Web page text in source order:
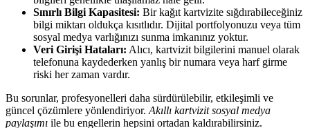
Sınırlı Bilgi Kapasitesi: Bir kağıt kartvizite sığdırabileceğiniz
bilgi miktarı oldukça kısıtlıdır. Dijital portfolyonuzu veya tüm
sosyal medya varlığınızı sunma imkanınız yoktur.
Veri Girişi Hataları: Alıcı, kartvizit bilgilerini manuel olarak
telefonuna kaydederken yanlış bir numara veya harf girme
riski her zaman vardır.
Bu sorunlar, profesyonelleri daha sürdürülebilir, etkileşimli ve
güncel çözümlere yönlendiriyor.Akıllı kartvizit sosyal medya
paylaşımı ile bu engellerin hepsini ortadan kaldırabilirsiniz.